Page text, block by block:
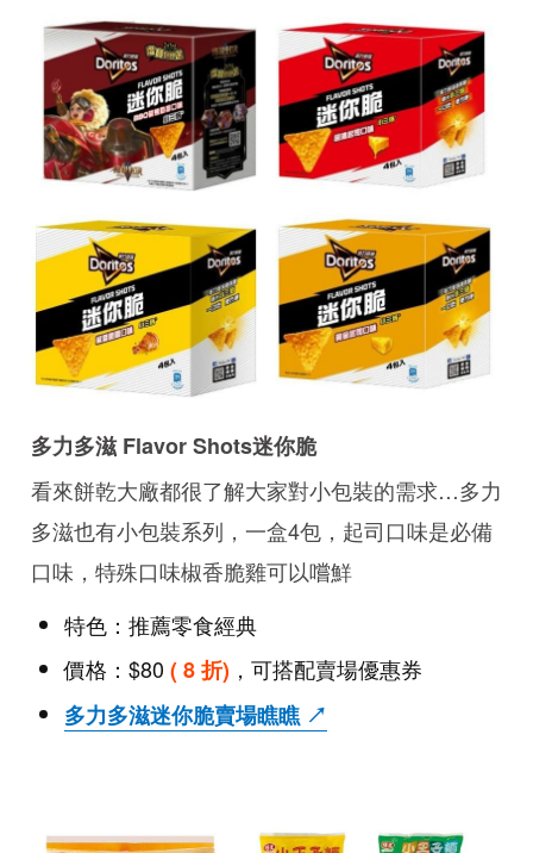
多力多滋 Flavor Shots迷你脆
看來餅乾大廠都很了解大家對小包裝的需求…多力
多滋也有小包裝系列，一盒4包，起司口味是必備
口味，特殊口味椒香脆雞可以嚐鮮
特色：推薦零食經典
價格：$80 ( 8 折) ，可搭配賣場優惠券
多力多滋迷你脆賣場瞧瞧 ↗